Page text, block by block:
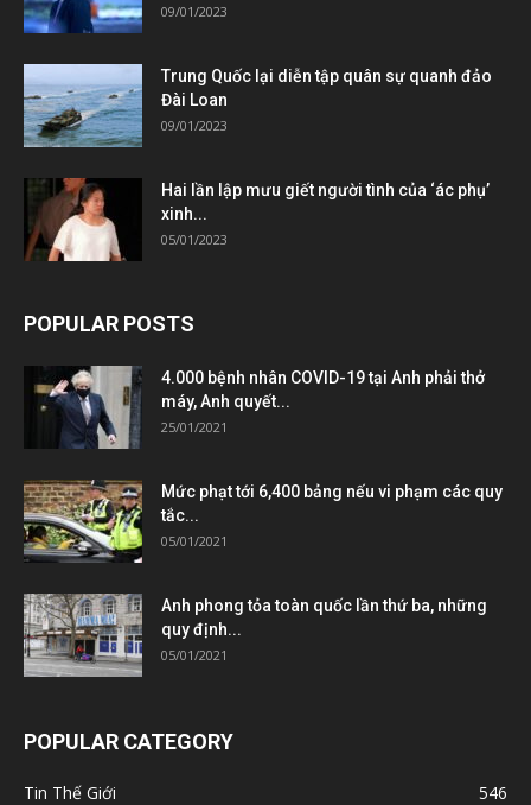
09/01/2023
Trung Quốc lại diễn tập quân sự quanh đảo
Đài Loan
09/01/2023
Hai lần lập mưu giết người tình của ‘ác phụ’
xinh...
05/01/2023
POPULAR POSTS
4.000 bệnh nhân COVID-19 tại Anh phải thở
máy, Anh quyết...
25/01/2021
Mức phạt tới 6,400 bảng nếu vi phạm các quy
tắc...
05/01/2021
Anh phong tỏa toàn quốc lần thứ ba, những
quy định...
05/01/2021
POPULAR CATEGORY
Tin Thế Giới
546